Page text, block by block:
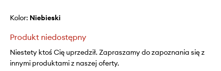
Kolor: niebieski
Produkt niedostępny
Niestety ktoś Cię uprzedził. Zapraszamy do zapoznania się z
innymi produktami z naszej oferty.